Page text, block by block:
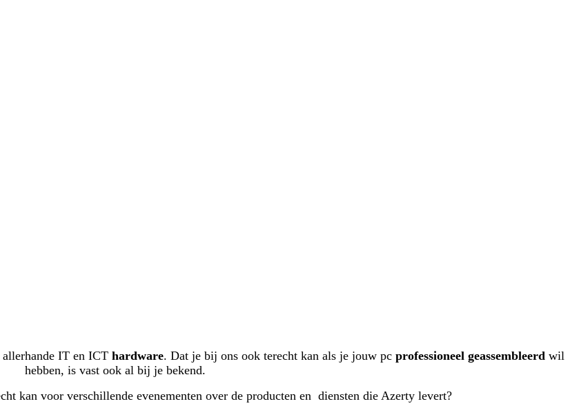
IT en ICT hardware. Dat je bij ons ook terecht kan als je jouw pc professioneel geassembleerd wil
hebben, is vast ook al bij je bekend.
kan voor verschillende evenementen over de producten en diensten die Azerty levert?